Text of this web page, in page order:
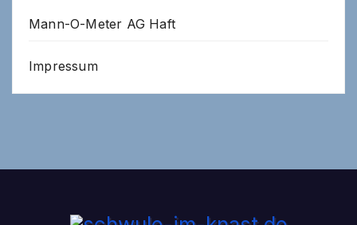
Mann-O-Meter AG Haft
Impressum